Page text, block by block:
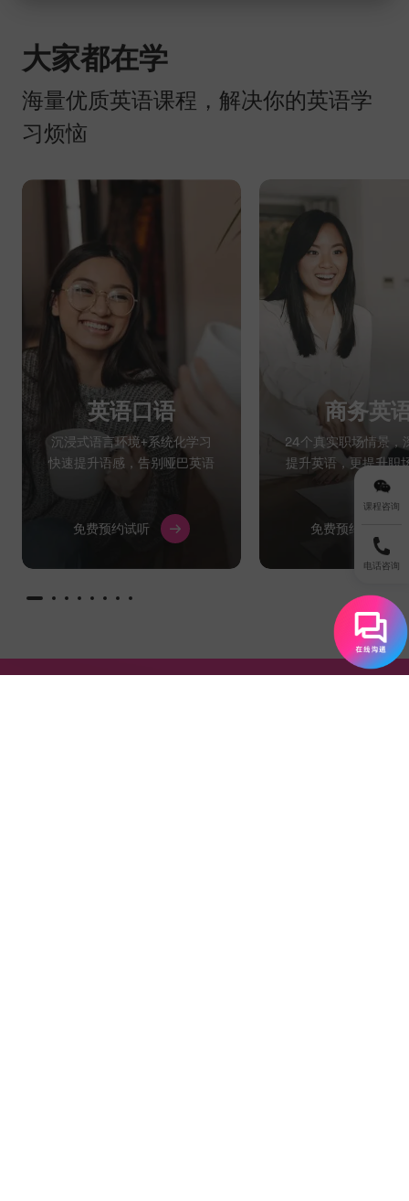
大家都在学
海量优质英语课程，解决你的英语学
习烦恼
英语口语
沉浸式语言环境+系统化学习
快速提升语感，告别哑巴英语
免费预约试听
商务英
24个真实职场情景，
提升英语，更提升职
免费预约试听
课程咨询
电话咨询